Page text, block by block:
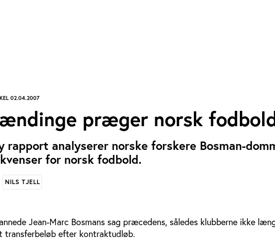
02.04.2007
præger norsk
rapport analyserer norske forskere Bosman-
for norsk fodbold.
NILS TJELL
Jean-Marc Bosmans sag præcedens, således klubberne ikke
transferbeløb efter kontraktudløb.